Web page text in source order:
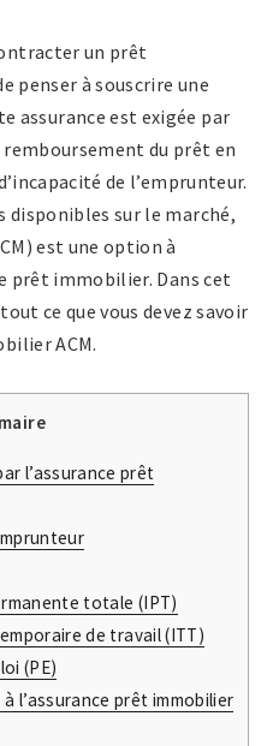
un prêt
penser à souscrire une
assurance est exigée par
du prêt en
de l’emprunteur.
disponibles sur le marché,
est une option à
prêt immobilier. Dans cet
ce que vous devez savoir
ACM.
l’assurance prêt
totale (IPT)
de travail (ITT)
(PE)
l’assurance prêt immobilier